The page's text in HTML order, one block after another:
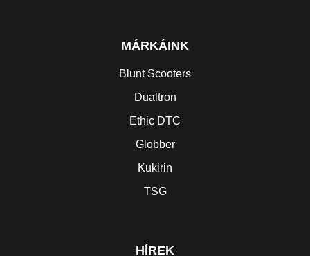
MÁRKÁINK
Blunt Scooters
Dualtron
Ethic DTC
Globber
Kukirin
TSG
HÍREK